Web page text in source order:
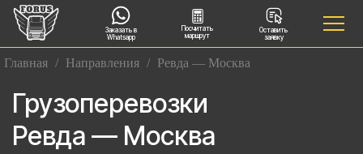
Заказать в
Whatsapp
Посчитать
маршрут
Оставить
заявку
Главная / Направления / Ревда — Москва
Грузоперевозки
Ревда — Москва